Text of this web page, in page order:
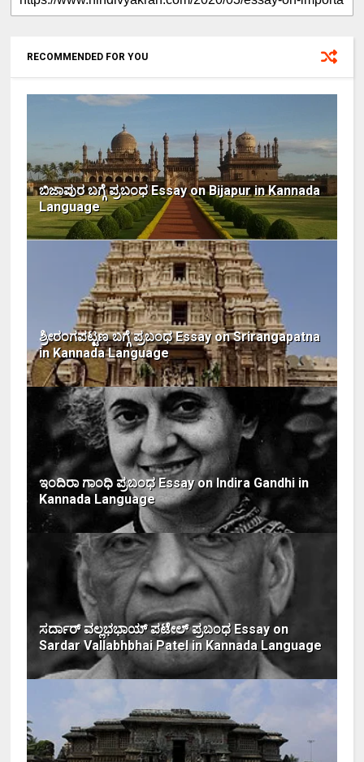
RECOMMENDED FOR YOU
ಬಿಜಾಪುರ ಬಗ್ಗೆ ಪ್ರಬಂಧ Essay on Bijapur in Kannada
Language
ಶ್ರೀರಂಗಪಟ್ಟಣ ಬಗ್ಗೆ ಪ್ರಬಂಧ Essay on Srirangapatna
in Kannada Language
ಇಂದಿರಾ ಗಾಂಧಿ ಪ್ರಬಂಧ Essay on Indira Gandhi in
Kannada Language
ಸರ್ದಾರ್ ವಲ್ಲಭಭಾಯ್ ಪಟೇಲ್ ಪ್ರಬಂಧ Essay on
Sardar Vallabhbhai Patel in Kannada Language